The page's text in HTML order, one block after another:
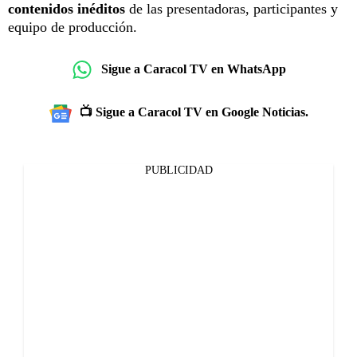
contenidos inéditos de las presentadoras, participantes y
equipo de producción.
Sigue a Caracol TV en WhatsApp
📺 Sigue a Caracol TV en Google Noticias.
PUBLICIDAD